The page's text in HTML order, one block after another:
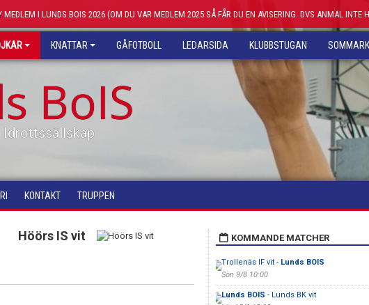
MEDLEM I LUNDS BOIS 2026 (OM DU VAR MEDLEM 2025 SÅ FÅR DU EN AVISERING. DVS ANMÄL INTE
KNATTAR GÅFOTBOLL LEDARSIDA KLUBBSTUGAN
BoIS
Idrottssällskap
KONTAKT TRUPPEN
Höörs IS vit KOMMANDE MATCHER
Trollenäs IF vit - Lunds BOIS
Sön 9/8 10:00
Lunds BOIS - Lunds BK vit